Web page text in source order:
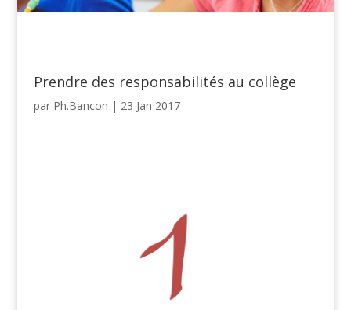
Prendre des responsabilités au collège
par Ph.Bancon | 23 Jan 2017